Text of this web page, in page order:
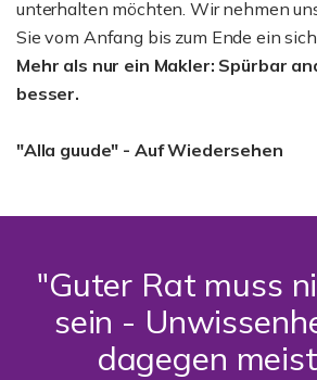
unterhalten möchten. Wir nehmen
Sie vom Anfang bis zum Ende ein
Mehr als nur ein Makler: Spürbar
besser.
"Alla guude" - Auf Wiedersehen
"Guter Rat muss
sein -
dagegen